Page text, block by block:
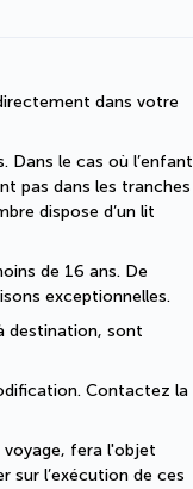
dans votre
Dans le cas où l’enfant
pas dans les tranches
dispose d’un lit
de 16 ans. De
exceptionnelles.
destination, sont
Contactez la
voyage, fera l'objet
l’exécution de ces